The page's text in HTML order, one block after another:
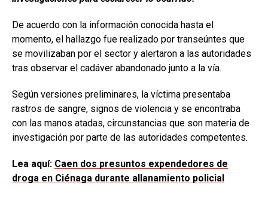
De acuerdo con la información conocida hasta el
momento, el hallazgo fue realizado por transeúntes que
se movilizaban por el sector y alertaron a las autoridades
tras observar el cadáver abandonado junto a la vía.
Según versiones preliminares, la víctima presentaba
rastros de sangre, signos de violencia y se encontraba
con las manos atadas, circunstancias que son materia de
investigación por parte de las autoridades competentes.
Lea aquí: Caen dos presuntos expendedores de
droga en Ciénaga durante allanamiento policial